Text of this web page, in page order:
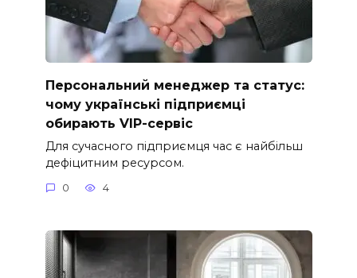
Персональний менеджер та статус:
чому українські підприємці
обирають VIP-сервіс
Для сучасного підприємця час є найбільш
дефіцитним ресурсом.
0 4